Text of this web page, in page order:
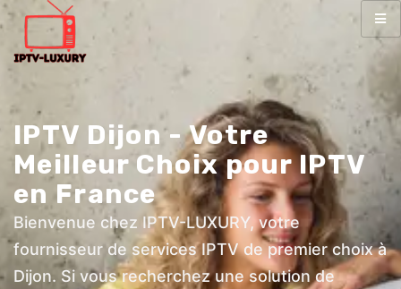
IPTV Dijon - Votre
Meilleur Choix pour IPTV
en France
Bienvenue chez IPTV-LUXURY, votre
fournisseur de services IPTV de premier choix à
Dijon. Si vous recherchez une solution de